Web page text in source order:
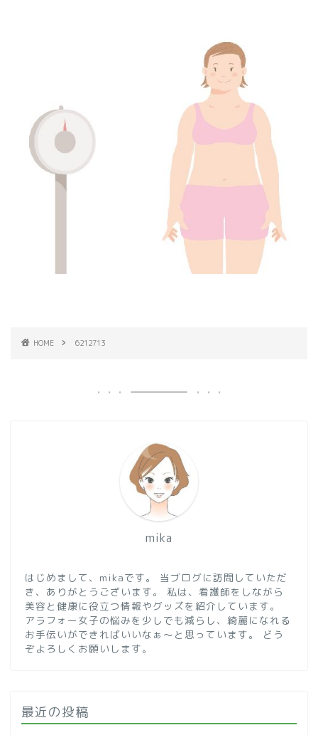
HOME 6212713
mika
はじめまして、mikaです。 当ブログに訪問していただ
き、ありがとうございます。 私は、看護師をしながら
美容と健康に役立つ情報やグッズを紹介しています。
アラフォー女子の悩みを少しでも減らし、綺麗になれる
お手伝いができればいいなぁ～と思っています。 どう
ぞよろしくお願いします。
最近の投稿